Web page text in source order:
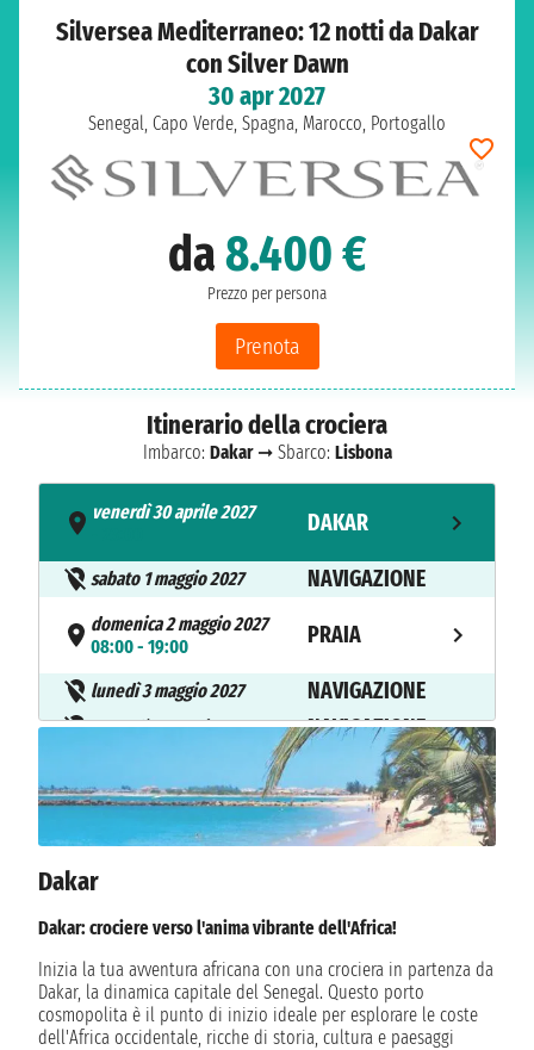
Silversea Mediterraneo: 12 notti da Dakar
con Silver Dawn
30 apr 2027
Senegal, Capo Verde, Spagna, Marocco, Portogallo
da8.400 €
Prezzo per persona
Prenota
Itinerario della crociera
Imbarco: Dakar➞ Sbarco: Lisbona
venerdì 30 aprile 2027
DAKAR
sabato 1 maggio 2027 NAVIGAZIONE
domenica 2 maggio 2027
08:00 - 19:00
PRAIA
lunedì 3 maggio 2027 NAVIGAZIONE
martedì 4 maggio 2027 NAVIGAZIONE
mercoledì 5 maggio 2027
08:00 - 19:00
SANTA CRUZ DE
TENERIFE
08:00 - 17:00
venerdì 7 maggio 2027
sabato 8 maggio 2027 NAVIGAZIONE
domenica 9 maggio 2027
Dakar
Dakar: crociere verso l'anima vibrante dell'Africa!
Inizia la tua avventura africana con una crociera in partenza da
Dakar, la dinamica capitale del Senegal. Questo porto
cosmopolita è il punto di inizio ideale per esplorare le coste
dell'Africa occidentale, ricche di storia, cultura e paesaggi